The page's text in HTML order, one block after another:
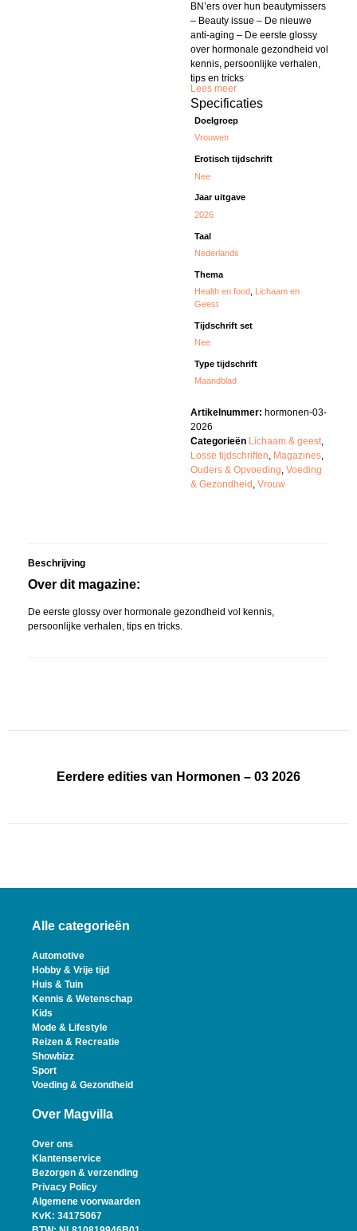
BN’ers over hun beautymissers
– Beauty issue – De nieuwe
anti-aging – De eerste glossy
over hormonale gezondheid vol
kennis, persoonlijke verhalen,
tips en tricks
Lees meer
Specificaties
Doelgroep
Vrouwen
Erotisch tijdschrift
Nee
Jaar uitgave
2026
Taal
Nederlands
Thema
Health en food Lichaam en
Geest
Tijdschrift set
Nee
Type tijdschrift
Maandblad
Artikelnummer: hormonen-03-
2026
Categorieën Lichaam & geest,
Losse tijdschriften, Magazines,
Ouders & Opvoeding, Voeding
& Gezondheid , Vrouw
Beschrijving
Over dit magazine:
De eerste glossy over hormonale gezondheid vol kennis,
persoonlijke verhalen, tips en tricks.
Eerdere edities van Hormonen – 03 2026
Alle categorieën
Automotive
Hobby & Vrije tijd
Huis & Tuin
Kennis & Wetenschap
Kids
Mode & Lifestyle
Reizen & Recreatie
Showbizz
Sport
Voeding & Gezondheid
Over Magvilla
Over ons
Klantenservice
Bezorgen & verzending
Privacy Policy
Algemene voorwaarden
KvK: 34175067